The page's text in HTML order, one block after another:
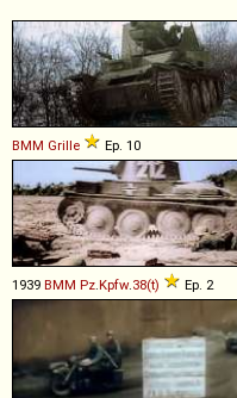
BMM Grille Ep. 10
1939 BMM Pz.Kpfw.38(t) Ep. 2